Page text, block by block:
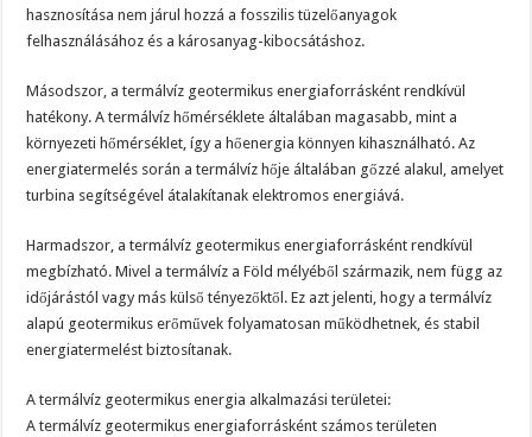
hasznosítása nem járul hozzá a fosszilis tüzelőanyagok
felhasználásához és a károsanyag-kibocsátáshoz.
Másodszor, a termálvíz geotermikus energiaforrásként rendkívül
hatékony. A termálvíz hőmérséklete általában magasabb, mint a
környezeti hőmérséklet, így a hőenergia könnyen kihasználható. Az
energiatermelés során a termálvíz hője általában gőzzé alakul, amelyet
turbina segítségével átalakítanak elektromos energiává.
Harmadszor, a termálvíz geotermikus energiaforrásként rendkívül
megbízható. Mivel a termálvíz a Föld mélyéből származik, nem függ az
időjárástól vagy más külső tényezőktől. Ez azt jelenti, hogy a termálvíz
alapú geotermikus erőművek folyamatosan működhetnek, és stabil
energiatermelést biztosítanak.
A termálvíz geotermikus energia alkalmazási területei:
A termálvíz geotermikus energiaforrásként számos területen